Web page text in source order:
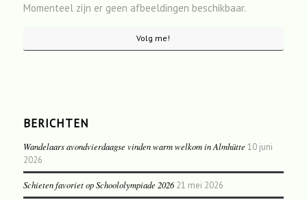
Momenteel zijn er geen afbeeldingen beschikbaar.
Volg me!
BERICHTEN
Wandelaars avondvierdaagse vinden warm welkom in Almhütte 10 juni
2026
Schieten favoriet op Schoololympiade 2026 21 mei 2026